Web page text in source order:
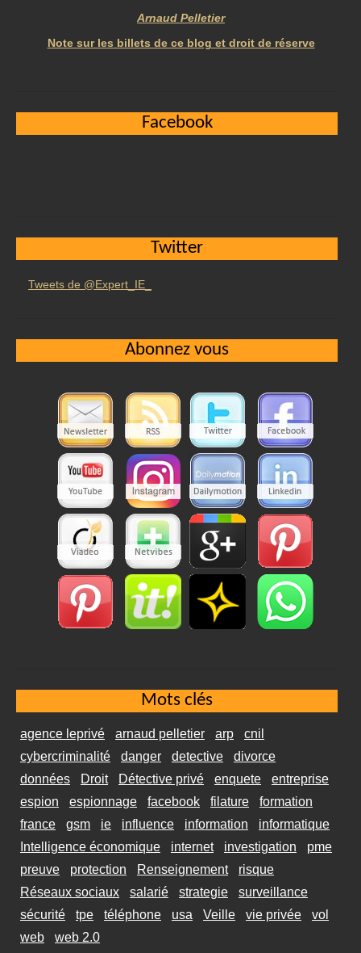
Arnaud Pelletier
Note sur les billets de ce blog et droit de réserve
Facebook
Twitter
Tweets de @Expert_IE_
Abonnez vous
Mots clés
agence leprivé arnaud pelletier arp
cnil
cybercriminalité
danger detective
divorce
données
Droit Détective privé enquete
entreprise
espion
espionnage facebook filature
formation
france
gsm ie influence information
informatique
Intelligence économique
internet investigation
pme
preuve
protection Renseignement
risque
Réseaux sociaux
salarié strategie
surveillance
sécurité
tpe téléphone usa Veille vie privée
vol
web
web 2.0